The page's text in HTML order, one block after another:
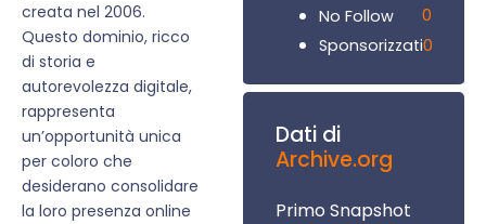
creata nel 2006.
Questo dominio, ricco
di storia e
autorevolezza digitale,
rappresenta
un’opportunità unica
per coloro che
desiderano consolidare
la loro presenza online
No Follow
0
Sponsorizzati0
Dati di
Archive.org
Primo Snapshot